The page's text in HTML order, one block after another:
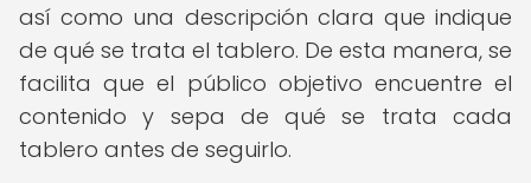
así como una descripción clara que indique
de qué se trata el tablero. De esta manera, se
facilita que el público objetivo encuentre el
contenido y sepa de qué se trata cada
tablero antes de seguirlo.